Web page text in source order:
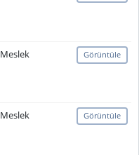
Meslek Görüntüle
Meslek Görüntüle